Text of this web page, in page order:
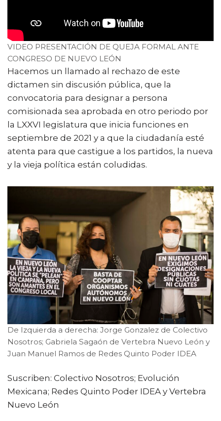
VIDEO PRESENTACIÓN DE QUEJA FORMAL ANTE
CONGRESO DE NUEVO LEÓN
Hacemos un llamado al rechazo de este
dictamen sin discusión pública, que la
convocatoria para designar a persona
comisionada sea aprobada en otro periodo por
la LXXVI legislatura que inicia funciones en
septiembre de 2021 y a que la ciudadanía esté
atenta para que castigue a los partidos, la nueva
y la vieja política están coludidas.
De Izquierda a derecha: Jorge Gonzalez de Colectivo
Nosotros; Gabriela Sagaón de Vertebra Nuevo León y
Juan Manuel Ramos de Redes Quinto Poder IDEA
Suscriben: Colectivo Nosotros; Evolución
Mexicana; Redes Quinto Poder IDEA y Vertebra
Nuevo León